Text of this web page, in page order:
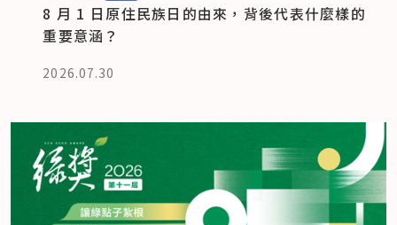
8 月 1 日原住民族日的由來，背後代表什麼樣的
重要意涵？
2026.07.30